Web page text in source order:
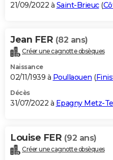
21/09/2022 à Saint-Brieuc(
Jean FER (82 ans)
Créer une cagnotte obsèques
Naissance
02/11/1939 à Poullaouen (
Décès
31/07/2022 à Epagny Metz-
Louise FER (92 ans)
Créer une cagnotte obsèques